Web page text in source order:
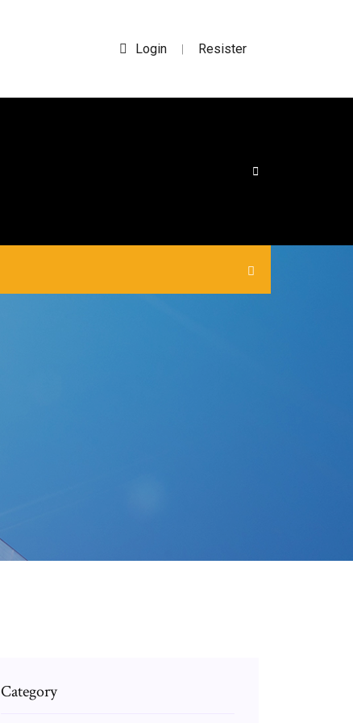
Login | Resister
Category